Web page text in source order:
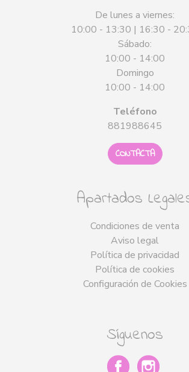
De lunes a viernes:
10:00 - 13:30 | 16:30 -
Sábado:
10:00 - 14:00
Domingo
10:00 - 14:00
Teléfono
881988645
CONTACTA
Apartados
Condiciones de venta
Aviso legal
Política de privacidad
Política de cookies
Configuración de Cookies
Síguenos